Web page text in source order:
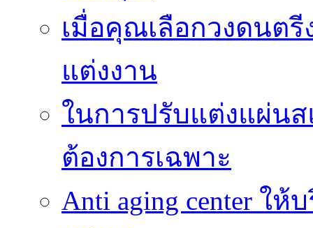
เมื่อคุณเลือกวงดนต
แต่งงาน
ในการปรับแต่งแผ่น
ต้องการเฉพาะ
Anti aging center ใ